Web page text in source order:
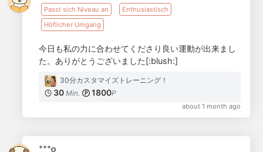
Passt sich Niveau an
Enthusiastisch
Höflicher Umgang
今日も私の力に合わせてくださり良い運動が出来まし
た。ありがとうございました[:blush:]
30分カスタマイズトレーニング！
30 Min. 1800P
about 1 month ago
***o